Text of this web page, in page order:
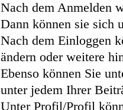
Nach dem Anmelden
Dann können sie sich
Nach dem Einloggen
ändern oder weitere
Ebenso können Sie
unter jedem Ihrer
Unter Profil/Profil